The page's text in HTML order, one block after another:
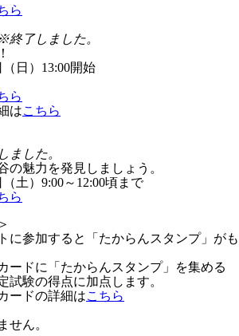
ら
※終了しました。
（日）13:00開始
ら
はこちら
ました。
の魅力を発見しましょう。
土）9:00～12:00頃まで
ら
に参加すると「たからんスタンプ」がも
ードに「たからんスタンプ」を集める
試験の得点に加点します。
ードの詳細はこちら
せん。